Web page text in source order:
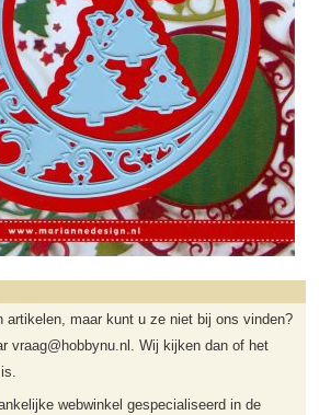
artikelen, maar kunt u ze niet bij ons vinden?
vraag@hobbynu.nl. Wij kijken dan of het
webwinkel gespecialiseerd in de